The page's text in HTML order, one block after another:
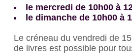
le mercredi de 10h00 à
le dimanche de 10h00 à
Le créneau du vendredi de
de livres est possible pour